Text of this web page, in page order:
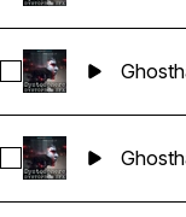
Sélectionnez
Sélectionnez